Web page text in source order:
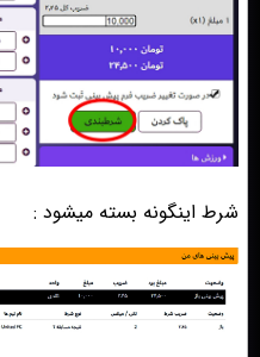
شرط اینگونه بسته میشود :